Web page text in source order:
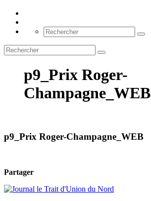
p9_Prix Roger-
Champagne_WEB
p9_Prix Roger-Champagne_WEB
Partager